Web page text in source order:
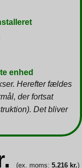
enhed
Herefter fældes
der fortsat
Det bliver
(ex. moms: 5.216 kr.)